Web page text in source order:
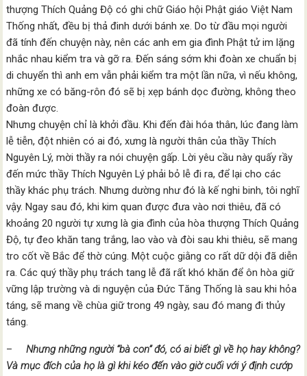
thượng Thích Quảng Độ có ghi chữ Giáo hội Phật giáo Việt Nam
Thống nhất, đều bị thả đinh dưới bánh xe. Do từ đầu mọi người
đã tính đến chuyện này, nên các anh em gia đình Phật tử im lặng
nhắc nhau kiểm tra và gỡ ra. Đến sáng sớm khi đoàn xe chuẩn bị
di chuyển thì anh em vẫn phải kiểm tra một lần nữa, vì nếu không,
những xe có băng-rôn đó sẽ bị xẹp bánh dọc đường, không theo
đoàn được.
Nhưng chuyện chỉ là khởi đầu. Khi đến đài hóa thân, lúc đang làm
lễ tiễn, đột nhiên có ai đó, xưng là người thân của thầy Thích
Nguyên Lý, mời thầy ra nói chuyện gấp. Lời yêu cầu này quấy rầy
đến mức thầy Thích Nguyên Lý phải bỏ lễ đi ra, để lại cho các
thầy khác phụ trách. Nhưng dường như đó là kế nghi binh, tôi nghĩ
vậy. Ngay sau đó, khi kim quan được đưa vào nơi thiêu, đã có
khoảng 20 người tự xưng là gia đình của hòa thượng Thích Quảng
Độ, tự đeo khăn tang trắng, lao vào và đòi sau khi thiêu, sẽ mang
tro cốt về Bắc để thờ cúng. Một cuộc giằng co rất dữ dội đã diễn
ra. Các quý thầy phụ trách tang lễ đã rất khó khăn để ôn hòa giữ
vững lập trường và di nguyện của Đức Tăng Thống là sau khi hỏa
táng, sẽ mang về chùa giữ trong 49 ngày, sau đó mang đi thủy
táng.
–Nhưng những người “bà con” đó, có ai biết gì về họ hay không?
Và mục đích của họ là gì khi kéo đến vào giờ cuối với ý định cướp